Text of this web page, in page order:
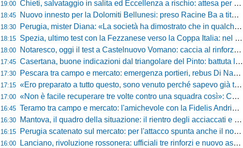
19:00 Chieti, salvataggio in salita ed Eccellenza a rischio: attesa per i fondi e l'ipotesi Promozione
18:45 Nuovo innesto per la Dolomiti Bellunesi: preso Racine Ba a titolo definitivo
18:30 Perugia, mister Diana: «La società ha dimostrato che in qualche giorno...»
18:15 Spezia, ultimo test con la Fezzanese verso la Coppa Italia: nel mirino la sfida con la Torres
18:00 Notaresco, oggi il test a Castelnuovo Vomano: caccia al rinforzo in attacco tra Giampaolo e Palma
17:45 Casertana, buone indicazioni dal triangolare del Pinto: battuta l'Ischia, ora c'è il Cassino prima della Coppa
17:30 Pescara tra campo e mercato: emergenza portieri, rebus Di Nardo e le manovre del ds Foggia
17:15 «Ero preparato a tutto questo, sono venuto perché sapevo già tutto»: la carica di Nesta al popolo irpino
17:00 «Non è facile recuperare tre volte contro una squadra così»: Calabro promuove il carattere del suo Padova
16:45 Teramo tra campo e mercato: l'amichevole con la Fidelis Andria, le parole di Pelosi e l'idea Conti
16:30 Mantova, il quadro della situazione: il rientro degli acciaccati e le trattative di mercato
16:15 Perugia scatenato sul mercato: per l'attacco spunta anche il nome di Okaka
16:00 Lanciano, rivoluzione rossonera: ufficiali tre rinforzi e nuovo assetto al vertice del club